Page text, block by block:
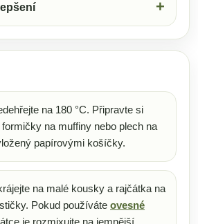
na 180 °C. Připravte si
na muffiny nebo plech na
papírovými košíčky.
na malé kousky a rajčátka na
Pokud používáte ovesné
je rozmixujte na jemnější